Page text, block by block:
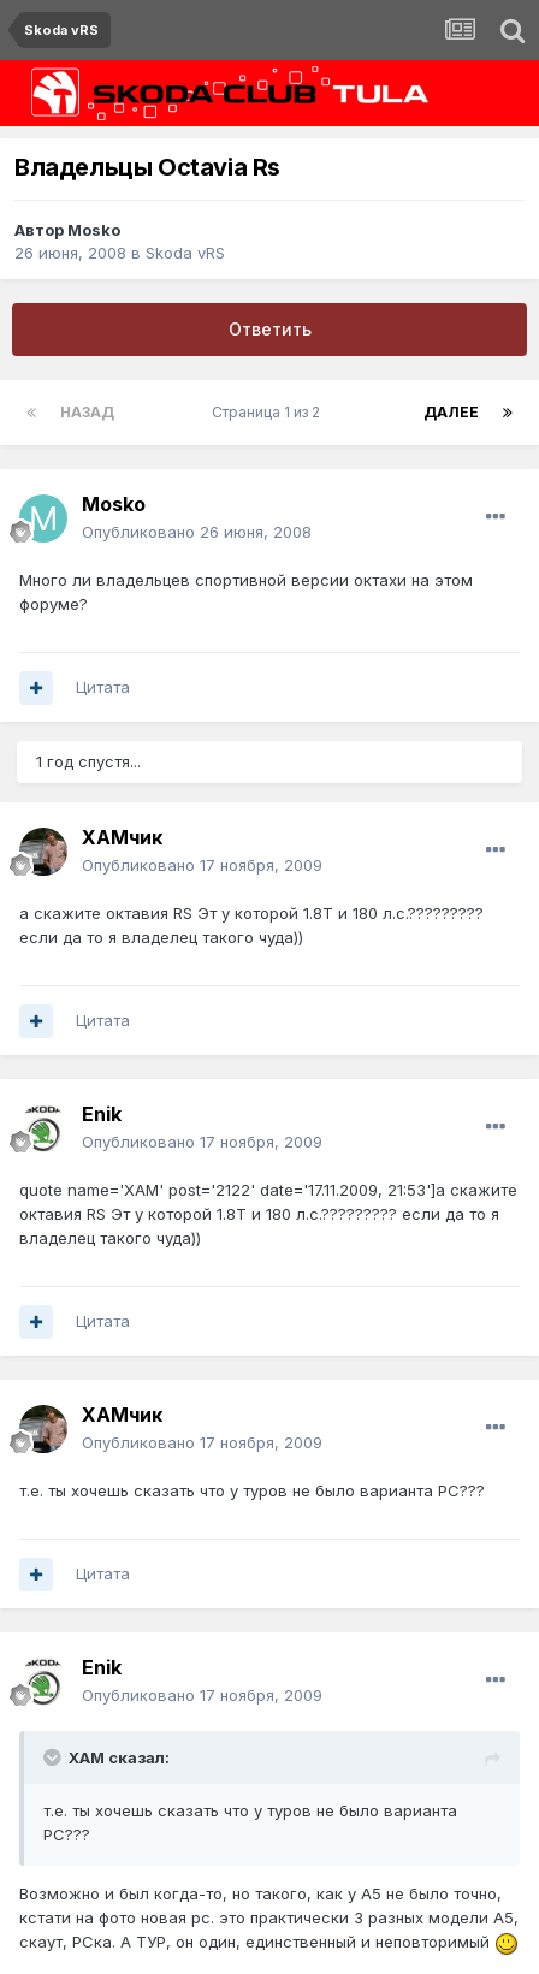
Skoda vRS
Владельцы Octavia Rs
Автор Mosko
26 июня, 2008 в Skoda vRS
Ответить
НАЗАД ДАЛЕЕ
Страница 1 из 2
Mosko
Опубликовано 26 июня, 2008
Много ли владельцев спортивной версии октахи на этом
форуме?
Цитата
1 год спустя...
ХАМчик
Опубликовано 17 ноября, 2009
а скажите октавия RS Эт у которой 1.8Т и 180 л.с.?????????
если да то я владелец такого чуда))
Цитата
Enik
Опубликовано 17 ноября, 2009
quote name='XAM' post='2122' date='17.11.2009, 21:53']а скажите
октавия RS Эт у которой 1.8Т и 180 л.с.????????? если да то я
владелец такого чуда))
Цитата
ХАМчик
Опубликовано 17 ноября, 2009
т.е. ты хочешь сказать что у туров не было варианта РС???
Цитата
Enik
Опубликовано 17 ноября, 2009
XAM сказал:
т.е. ты хочешь сказать что у туров не было варианта
РС???
Возможно и был когда-то, но такого, как у А5 не было точно,
кстати на фото новая рс. это практически 3 разных модели А5,
скаут, РСка. А ТУР, он один, единственный и неповторимый